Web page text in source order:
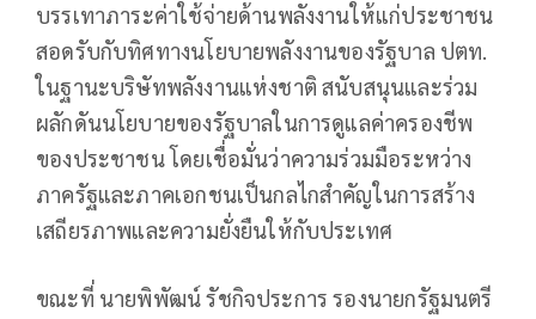
บรรเทาภาระค่าใช้จ่ายด้านพลังงานให้แก่ประชาชน
สอดรับกับทิศทางนโยบายพลังงานของรัฐบาล ปตท.
ในฐานะบริษัทพลังงานแห่งชาติ สนับสนุนและร่วม
ผลักดันนโยบายของรัฐบาลในการดูแลค่าครองชีพ
ของประชาชน โดยเชื่อมั่นว่าความร่วมมือระหว่าง
ภาครัฐและภาคเอกชนเป็นกลไกสำคัญในการสร้าง
เสถียรภาพและความยั่งยืนให้กับประเทศ
ขณะที่ นายพิพัฒน์ รัชกิจประการ รองนายกรัฐมนตรี